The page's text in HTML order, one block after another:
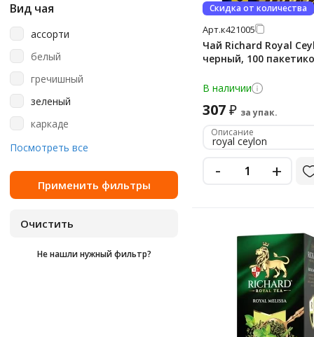
Maitre
Master Team
Milford
Nature's Own Factory
Natures Own Factory
Newby
Niktea
Richard
Rioba
Вид чая
ассорти
белый
гречишный
зеленый
каркаде
красный
пуэр
ройбуш
фруктовый
Посмотреть все
Не нашли нужный фильтр?
Скидка от количества
Арт.к421005
Чай Richard Royal
черный, 100
В наличии
307₽ за упак.
Описание
royal ceylon
- +